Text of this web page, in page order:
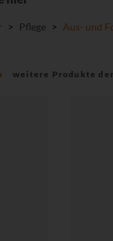
> Pflege > Aus- und
weitere Produkte